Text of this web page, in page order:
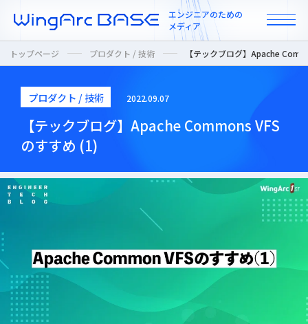
エンジニアのための
メディア
All
インタビュー
カルチャー / 人
ニュース
プロダクト / 技術
トップページ プロダクト / 技術 【テックブログ】Apache
プロダクト / 技術 2022.09.07
【テックブログ】Apache Commons VFS
のすすめ (1)